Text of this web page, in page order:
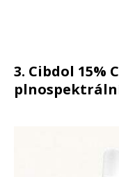
3. Cibdol 15%